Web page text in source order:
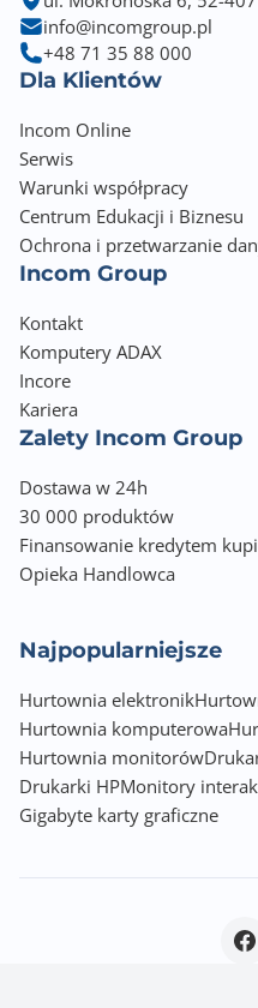
• Wyposażone w złącze
Device)
• Obsługują szeroki
• Współpracują z
bateryjnymi 10134032
• Brak wewnętrznych
info@incomgroup.pl
+48 71 35 88 000
Dla Klientów
Incom Online
Serwis
Warunki współpracy
Centrum Edukacji i Biznesu
Ochrona i przetwarzanie
Incom Group
Kontakt
Komputery ADAX
Incore
Kariera
Zalety Incom Group
Dostawa w 24h
30 000 produktów
Finansowanie kredytem
Opieka Handlowca
Najpopularniejsze
Hurtownia elektronik
Hurtownia komputerowa
Hurtownia monitorów
Drukarki HPMonitory
Gigabyte karty graficzne